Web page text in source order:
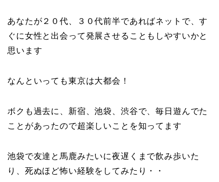
あなたが２０代、３０代前半であればネットで、す
ぐに女性と出会って発展させることもしやすいかと
思います
なんといっても東京は大都会！
ボクも過去に、新宿、池袋、渋谷で、毎日遊んでた
ことがあったので超楽しいことを知ってます
池袋で友達と馬鹿みたいに夜遅くまで飲み歩いた
り、死ぬほど怖い経験をしてみたり・・